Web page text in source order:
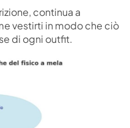
continua a
vestirti in modo che ciò
di ogni outfit.